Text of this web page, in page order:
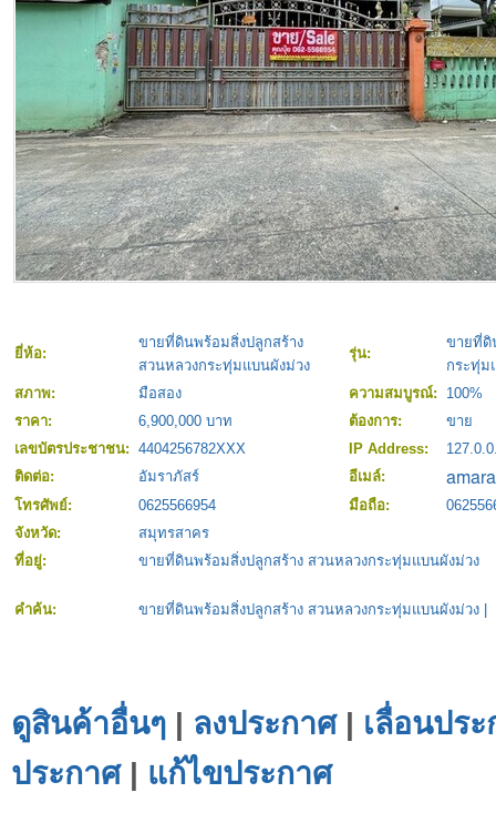
ยี่ห้อ:
ขายที่ดินพร้อมสิ่งปลูกสร้าง
สวนหลวงกระทุ่มแบนผังม่วง
รุ่น:
ขายที่
กระทุ่ม
สภาพ:
มือสอง ความสมบูรณ์:
100%
ราคา:
6,900,000 บาท ต้องการ:
ขาย
เลขบัตรประชาชน: 4404256782XXX IP Address:
ติดต่อ:
อัมราภัสร์
อีเมล์:
โทรศัพย์:
0625566954 มือถือ:
จังหวัด:
สมุทรสาคร
ที่อยู่:
ขายที่ดินพร้อมสิ่งปลูกสร้าง สวนหลวงกระทุ่มแบนผังม่วง
คำค้น: ขายที่ดินพร้อมสิ่งปลูกสร้าง สวนหลวงกระทุ่มแบนผังม่วง
ดูสินค้าอื่นๆ | ลงประกาศ| เลื่อนปร
ประกาศ| แก้ไขประกาศ